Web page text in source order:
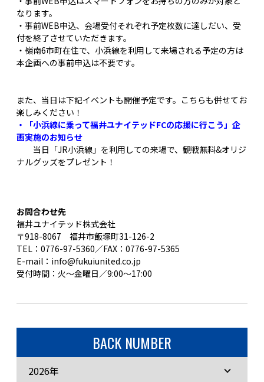
なります。
・事前WEB申込、会場受付それぞれ予定枚数に達しだい、受
付を終了させていただきます。
・嶺南6市町在住で、小浜線を利用して来場される予定の方は
本企画への事前申込は不要です。
また、当日は下記イベントも開催予定です。こちらも併せてお
楽しみください！
・「小浜線に乗って福井ユナイテッドFCの応援に行こう」企
画実施のお知らせ
当日「JR小浜線」を利用しての来場で、観戦無料&オリジ
ナルグッズをプレゼント！
お問合わせ先
福井ユナイテッド株式会社
〒918-8067 福井市飯塚町31-126-2
TEL：0776-97-5360／FAX： 0776-97-5365
E-mail：info@fukuiunited.co.jp
受付時間：火〜金曜日／9:00〜17:00
BACK NUMBER
2026年